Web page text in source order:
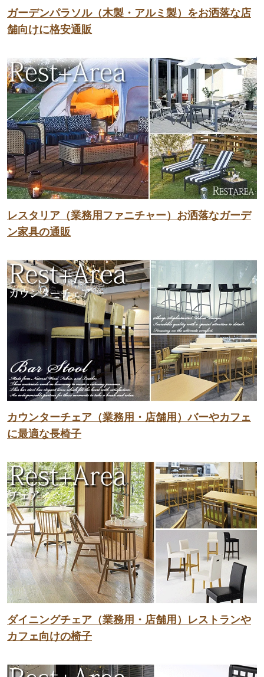
ガーデンパラソル（木製・アルミ製）をお洒落な店
舗向けに格安通販
レスタリア（業務用ファニチャー）お洒落なガーデ
ン家具の通販
カウンターチェア（業務用・店舗用）バーやカフェ
に最適な長椅子
ダイニングチェア（業務用・店舗用）レストランや
カフェ向けの椅子